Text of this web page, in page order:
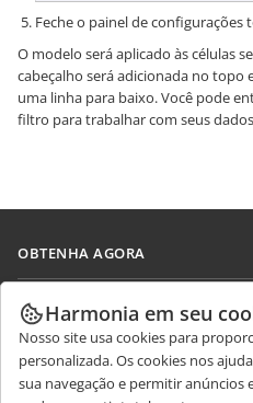
Feche o painel de configurações
O modelo será aplicado às células
cabeçalho será adicionada no topo
uma linha para baixo. Você pode
filtro para trabalhar com seus
OBTENHA AGORA
Docs
DocSpace
Workspace
COLABORAR
Para colaboradores
Para tradutores
RECEBA NOTÍCIAS
Blog
Harmonia em seu
Nosso site usa cookies para
personalizada. Os cookies nos
sua navegação e permitir anúncios